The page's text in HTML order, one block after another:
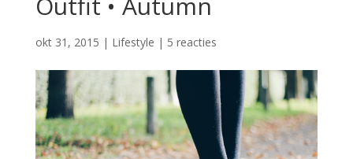
okt 31, 2015 | Lifestyle | 5 reacties